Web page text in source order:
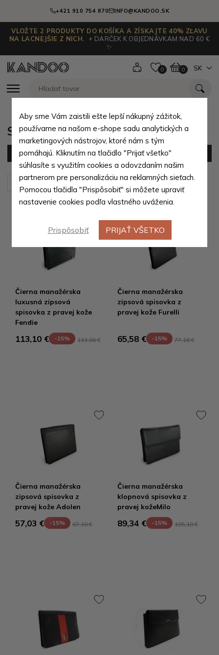
+421 910 754 870 INFO@KANDOO.SK
VLOŽTE 2 PRODUKTY DO KOŠÍKA A ZÍSKAJTE 40% ZĽAVU
NA LACNEJŠIE Z NICH.
+ DARČEK K OBJEDNÁVKAM NAD 60 €
✨
0 0 SK
Spisové dosky podľa typu
Filter (7 produktov)
Zoradiť podľa: Predvolené
Čierna manažérska
luxusná zipsová
spisovka z pravej kože
Fendie
113,10 € -15% 133,06 €
Čierna manažérska
zipsová spisovka z
pravej kože Furelli
65,58 € -15% 77,16 €
Čierna manažérska
zipsová spisovka z
pravej kože Adolen
57,03 € -15% 67,10 €
Čierna manažérska
klopnová spisovka z
pravej kožeMilo
89,34 € -15% 105,10 €
Aby sme Vám zaistili ešte lepší nákupný zážitok,
používame na našom e-shope sadu analytických a
marketingových nástrojov, ktoré nám s tým
pomáhajú. Kliknutím na tlačidlo "Prijať všetko"
súhlasíte s využitím cookies a odovzdaním našim
partnerom pre personalizáciu na reklamných sieťach.
Pomocou tlačidla "Prispôsobiť" si môžete upraviť
nastavenie cookies podľa vlastného uváženia.
Prispôsobiť PRIJAŤ VŠETKO